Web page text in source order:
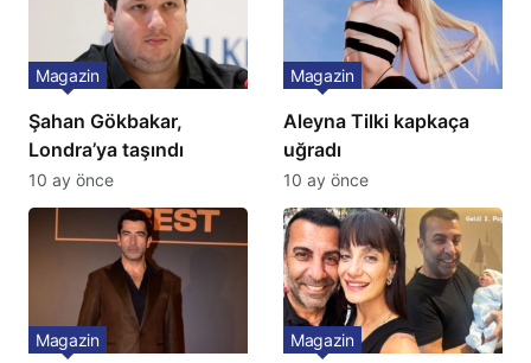
Şahan Gökbakar,
Londra’ya taşındı
Magazin
10 ay önce
Aleyna Tilki kapkaça
uğradı
Magazin
10 ay önce
Magazin Magazin